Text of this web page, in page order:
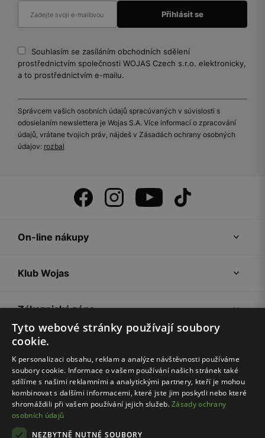
Souhlasím se zasíláním obchodních sdělení
prostřednictvím společnosti WOJAS Czech s.r.o. elektronicky,
a to prostřednictvím e-mailu.
Správcem vašich osobních údajů spracúvaných v súvislosti s
odosielaním newslettera je Wojas S.A. Více informací o zpracování
údajů, vrátane tvojich práv, nájdeš v Zásadách ochrany osobných
údajov: rozbal
On-line nákupy
Klub Wojas
Zákaznická zóna
Společnost Wojas
Rady
Tyto webové stránky používají soubory
cookie.
K personalizaci obsahu, reklam a analýze návštěvnosti používáme
soubory cookie. Informace o vašem používání našich stránek také
sdílíme s našimi reklamními a analytickými partnery, kteří je mohou
kombinovat s dalšími informacemi, které jste jim poskytli nebo které
shromáždili při vašem používání jejich služeb.Zásady ochrany
osobních údajů
NEZBYTNĚ NUTNÉ SOUBORY